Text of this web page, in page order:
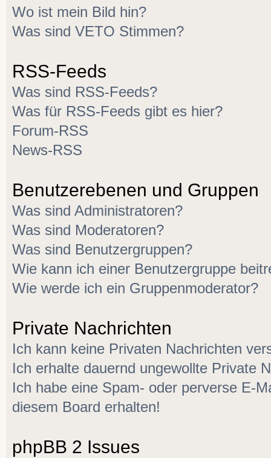
Wo ist mein Bild hin?
Was sind VETO Stimmen?
RSS-Feeds
Was sind RSS-Feeds?
Was für RSS-Feeds gibt es hier?
Forum-RSS
News-RSS
Benutzerebenen und Gruppen
Was sind Administratoren?
Was sind Moderatoren?
Was sind Benutzergruppen?
Wie kann ich einer Benutzergruppe
Wie werde ich ein Gruppenmoderator?
Private Nachrichten
Ich kann keine Privaten Nachrichten
Ich erhalte dauernd ungewollte Private
Ich habe eine Spam- oder perverse E-
diesem Board erhalten!
phpBB 2 Issues